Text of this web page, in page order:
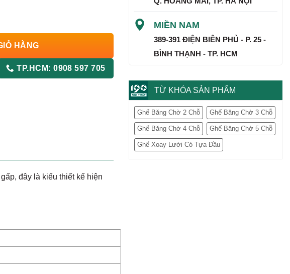
HÀNG
TP.HCM:0908 597 705
đây là kiểu thiết kế hiện
MIỀN NAM
389-391 ĐIỆN BIÊN PHỦ - P. 25 -
BÌNH THẠNH - TP. HCM
TỪ KHÓA SẢN PHẨM
Ghế Băng Chờ 2 Chỗ Ghế Băng Chờ 3 Chỗ
Ghế Băng Chờ 4 Chỗ Ghế Băng Chờ 5 Chỗ
Ghế Xoay Lưới Có Tựa Đầu